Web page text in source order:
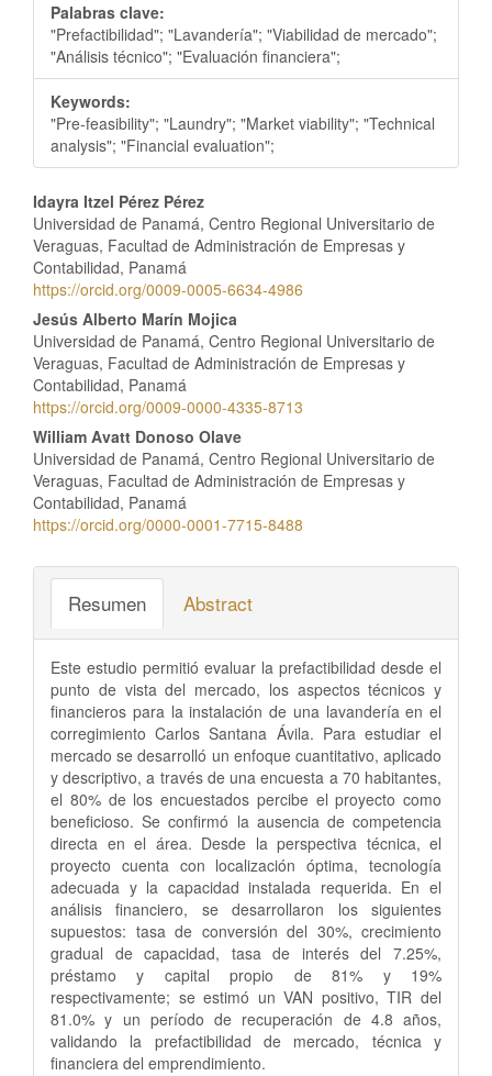
Palabras clave:
"Prefactibilidad"; "Lavandería"; "Viabilidad de mercado";
"Análisis técnico"; "Evaluación financiera";
Keywords:
"Pre-feasibility"; "Laundry"; "Market viability"; "Technical
analysis"; "Financial evaluation";
Contenido
principal
del
artículo
Idayra Itzel Pérez Pérez
Universidad de Panamá, Centro Regional Universitario de
Veraguas, Facultad de Administración de Empresas y
Contabilidad, Panamá
https://orcid.org/0009-0005-6634-4986
Jesús Alberto Marín Mojica
Universidad de Panamá, Centro Regional Universitario de
Veraguas, Facultad de Administración de Empresas y
Contabilidad, Panamá
https://orcid.org/0009-0000-4335-8713
William Avatt Donoso Olave
Universidad de Panamá, Centro Regional Universitario de
Veraguas, Facultad de Administración de Empresas y
Contabilidad, Panamá
https://orcid.org/0000-0001-7715-8488
Resumen Abstract
Este estudio permitió evaluar la prefactibilidad desde el
punto de vista del mercado, los aspectos técnicos y
financieros para la instalación de una lavandería en el
corregimiento Carlos Santana Ávila. Para estudiar el
mercado se desarrolló un enfoque cuantitativo, aplicado
y descriptivo, a través de una encuesta a 70 habitantes,
el 80% de los encuestados percibe el proyecto como
beneficioso. Se confirmó la ausencia de competencia
directa en el área. Desde la perspectiva técnica, el
proyecto cuenta con localización óptima, tecnología
adecuada y la capacidad instalada requerida. En el
análisis financiero, se desarrollaron los siguientes
supuestos: tasa de conversión del 30%, crecimiento
gradual de capacidad, tasa de interés del 7.25%,
préstamo y capital propio de 81% y 19%
respectivamente; se estimó un VAN positivo, TIR del
81.0% y un período de recuperación de 4.8 años,
validando la prefactibilidad de mercado, técnica y
financiera del emprendimiento.